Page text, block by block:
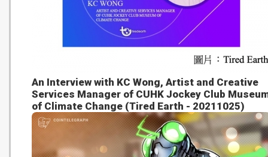
An Interview with KC Wong, Artist and Creative
Services Manager of CUHK Jockey Club
of Climate Change (Tired Earth - 20211025)